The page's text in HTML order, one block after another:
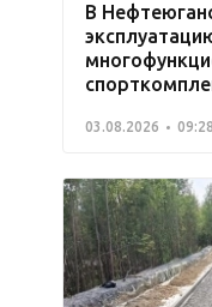
В
03.08.2026 09:28